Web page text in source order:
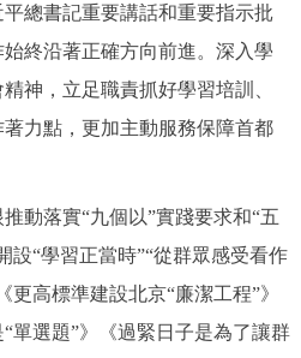
總書記重要講話和重要指示批
終沿著正確方向前進。深入學
神，立足職責抓好學習培訓、
力點，更加主動服務保障首都
落實“九個以”實踐要求和“五
設“學習正當時”“從群眾感受看作
更高標準建設北京“廉潔工程”》
單選題”》《過緊日子是為了讓群